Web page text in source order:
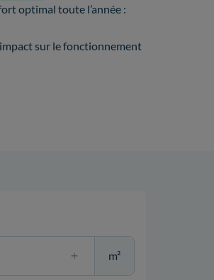
optimal toute l’année :
sur le fonctionnement
m²